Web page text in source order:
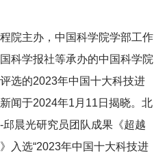
院主办，中国科学院学部工作
科学报社等承办的中国科学院
选的2023年中国十大科技进
闻于2024年1月11日揭晓。北
晨光研究员团队成果《超越
入选“2023年中国十大科技进